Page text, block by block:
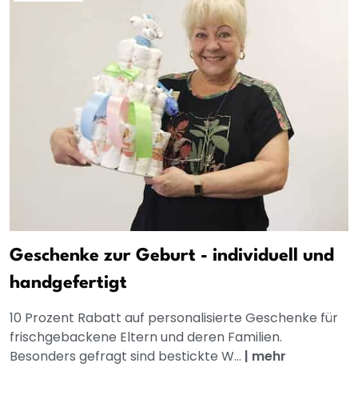
Geschenke zur Geburt - individuell und
handgefertigt
10 Prozent Rabatt auf personalisierte Geschenke für
frischgebackene Eltern und deren Familien.
Besonders gefragt sind bestickte W... | mehr